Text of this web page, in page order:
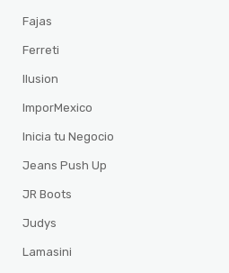
Fajas
Ferreti
Ilusion
ImporMexico
Inicia tu Negocio
Jeans Push Up
JR Boots
Judys
Lamasini